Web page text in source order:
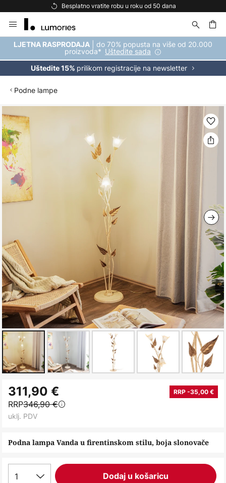
Besplatno vratite robu u roku od 50 dana
to
Content
LJETNA RASPRODAJA | do 70% popusta na više od 20.000
proizvoda* Uštedite sada
Uštedite 15% prilikom registracije na newsletter
Podne lampe
Skip
to
the
end
of
the
images
gallery
to
the
beginning
the
Podna lampa Vanda u firentinskom stilu, boja slonovače
311,90 € RRP -35,00 €
RRP346,90 €
uklj. PDV
1 Dodaj u košaricu